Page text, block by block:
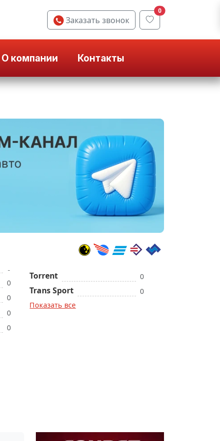
Заказать звонок
0
О компании Контакты
0
0
0
0
Torrent 0
Trans Sport
0
Показать все